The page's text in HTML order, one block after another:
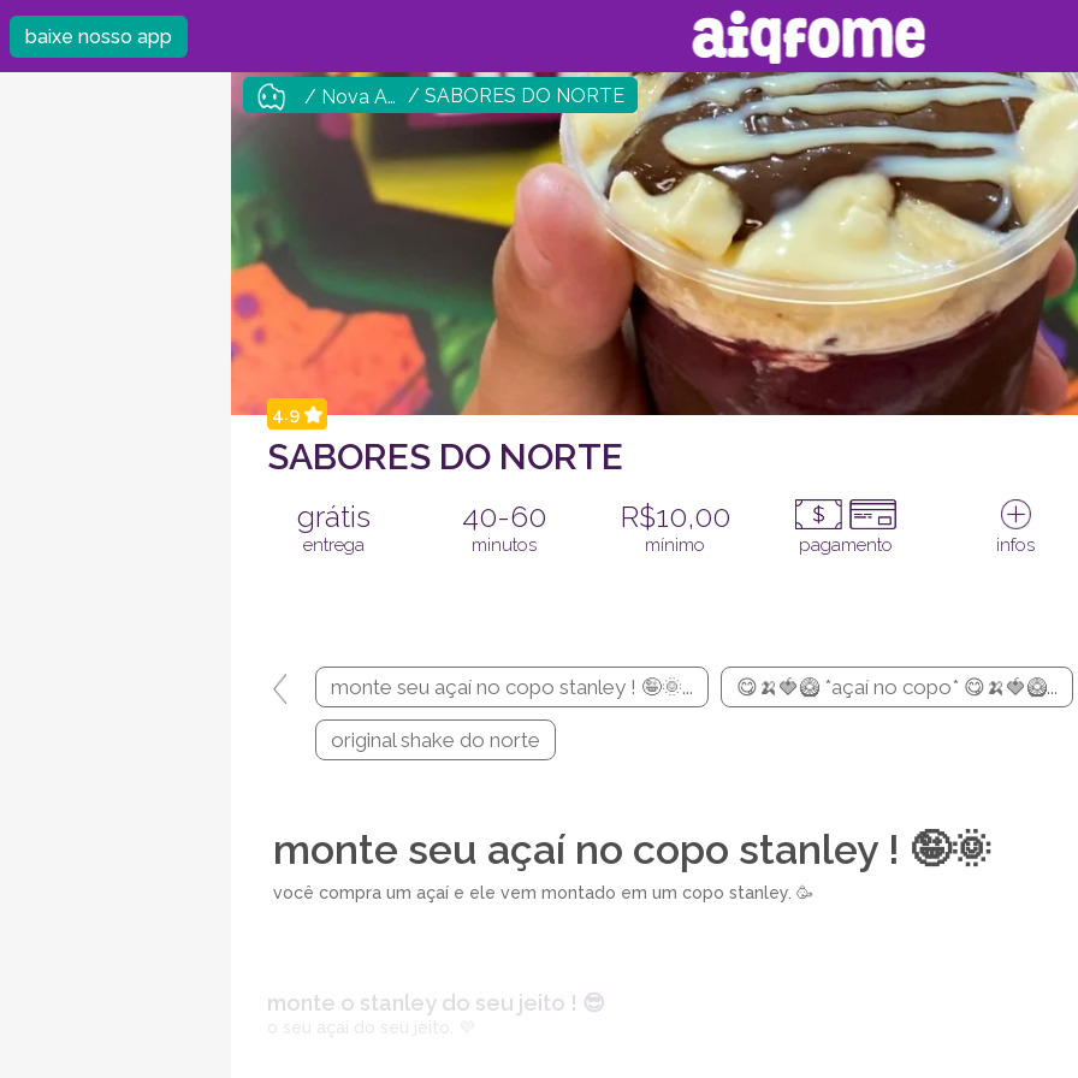
baixe nosso app
/ Nova Andradina / SABORES DO NORTE
4.9
SABORES DO NORTE
grátis
entrega
40-60
minutos
R$10,00
mínimo pagamento infos
monte seu açaí no copo stanley ! 🤪🌞... 😋🍌🍓🥝 *açaí no copo* 😋🍌🍓🥝...
original shake do norte
monte seu açaí no copo stanley ! 🤪🌞
você compra um açaí e ele vem montado em um copo stanley. 🥳
monte o stanley do seu jeito ! 😎